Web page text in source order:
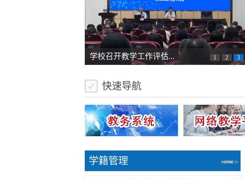
1 2 3
以赛促研砺师能 同台竞...
快速导航
学籍管理